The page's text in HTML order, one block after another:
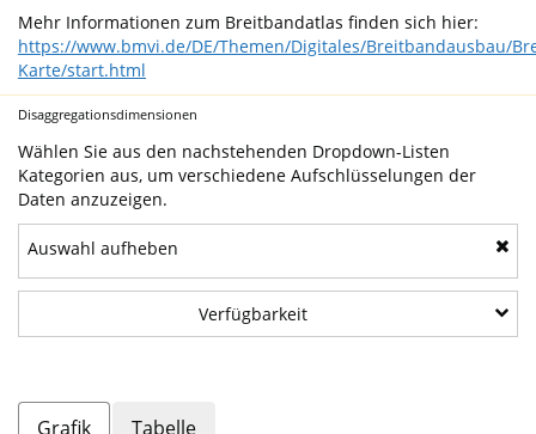
Mehr Informationen zum Breitbandatlas finden sich hier:
https://www.bmvi.de/DE/Themen/Digitales/Breitbandausbau/
Karte/start.html
Disaggregationsdimensionen
Wählen Sie aus den nachstehenden Dropdown-Listen
Kategorien aus, um verschiedene Aufschlüsselungen der
Daten anzuzeigen.
Auswahl aufheben
VerfügbarkeitUnterkategorien
anzeigen:
Grafik Tabelle